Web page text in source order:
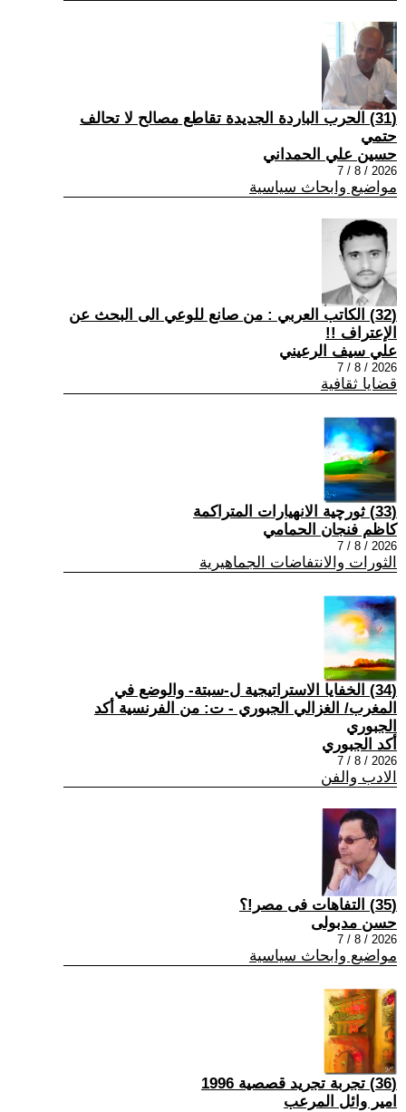
(31) الحرب الباردة الجديدة تقاطع مصالح لا تحالف
حتمي
حسين علي الحمداني
2026 / 8 / 7
مواضيع وابحاث سياسية
(32) الكاتب العربي : من صانع للوعي الى البحث عن
الإعتراف !!
علي سيف الرعيني
2026 / 8 / 7
قضايا ثقافية
(33) ثورچية الانهيارات المتراكمة
كاظم فنجان الحمامي
2026 / 8 / 7
الثورات والانتفاضات الجماهيرية
(34) الخفايا الاستراتيجية ل-سبتة- والوضع في
المغرب/ الغزالي الجبوري - ت: من الفرنسية أكد
الجبوري
أكد الجبوري
2026 / 8 / 7
الادب والفن
(35) التفاهات فى مصر!؟
حسن مدبولى
2026 / 8 / 7
مواضيع وابحاث سياسية
(36) تجربة تجريد قصصية 1996
امير وائل المرعب